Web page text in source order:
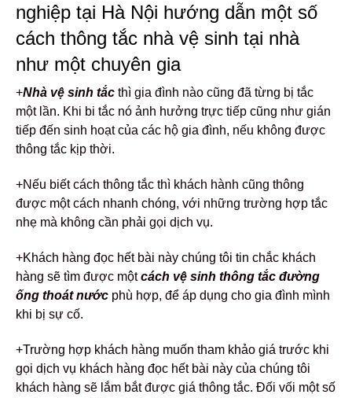
nghiệp tại Hà Nội hướng dẫn một số
cách thông tắc nhà vệ sinh tại nhà
như một chuyên gia
+Nhà vệ sinh tắc thì gia đình nào cũng đã từng bị tắc
một lần. Khi bi tắc nó ảnh hưởng trực tiếp cũng như gián
tiếp đến sinh hoạt của các hộ gia đình, nếu không được
thông tắc kịp thời.
+Nếu biết cách thông tắc thì khách hành cũng thông
được một cách nhanh chóng, với những trường hợp tắc
nhẹ mà không cần phải gọi dịch vụ.
+Khách hàng đọc hết bài này chúng tôi tin chắc khách
hàng sẽ tìm được mộtcách vệ sinh thông tắc đường
ống thoát nước phù hợp, để áp dụng cho gia đình mình
khi bị sự cố.
+Trường hợp khách hàng muốn tham khảo giá trước khi
gọi dịch vụ khách hàng đọc hết bài này của chúng tôi
khách hàng sẽ lắm bắt được giá thông tắc. Đối vối một số